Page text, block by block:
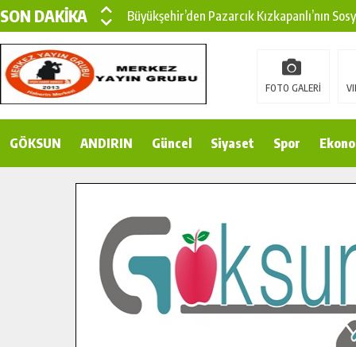
SON DAKİKA
Büyükşehir’den Pazarcık Kızkapanlı’nın
Büyükşehir’den Pazarcık Kırsalına Modern
Çin’den KSÜ’ye Uluslararası Başarı:
Gençler Pusula Maraş Kampında Yeni
İlçe Jandarma Komutanı Karakaya’dan
Bertiz’in Yeni Köprüsünde Sona Doğru.
FOTO GALERİ
GÖKSUN ANDIRIN Güncel Siyaset Spor